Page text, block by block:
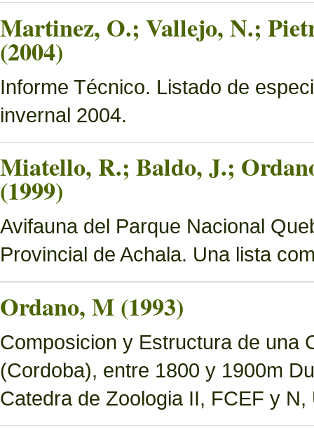
Martinez, O.; Vallejo, N.;
(2004)
Informe Técnico. Listado de
invernal 2004.
Miatello, R.; Baldo, J.;
(1999)
Avifauna del Parque Nacional
Provincial de Achala. Una lista
Ordano, M (1993)
Composicion y Estructura de una
(Cordoba), entre 1800 y 1900m
Catedra de Zoologia II, FCEF y N,